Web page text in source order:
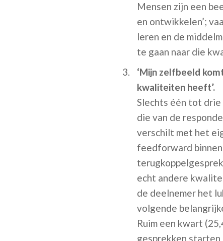
Mensen zijn een
en ontwikkelen’;
leren en de
te gaan naar die
‘Mijn zelfbeeld
kwaliteiten heeft’.
Slechts één tot
die van de
verschilt met het
feedforward
echt andere
de deelnemer het
volgende
Ruim een kwart
gesprekken